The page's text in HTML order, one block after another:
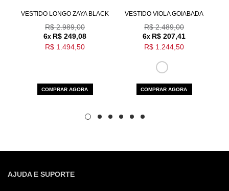
VESTIDO LONGO ZAYA BLACK
R$ 2.989,00
6x R$ 249,08
R$ 1.494,50
COMPRAR AGORA
VESTIDO VIOLA GOIABADA
R$ 2.489,00
6x R$ 207,41
R$ 1.244,50
COMPRAR AGORA
AJUDA E SUPORTE